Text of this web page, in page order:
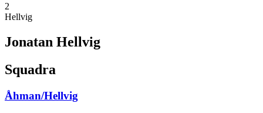
2
Hellvig
Jonatan Hellvig
Squadra
Åhman/Hellvig